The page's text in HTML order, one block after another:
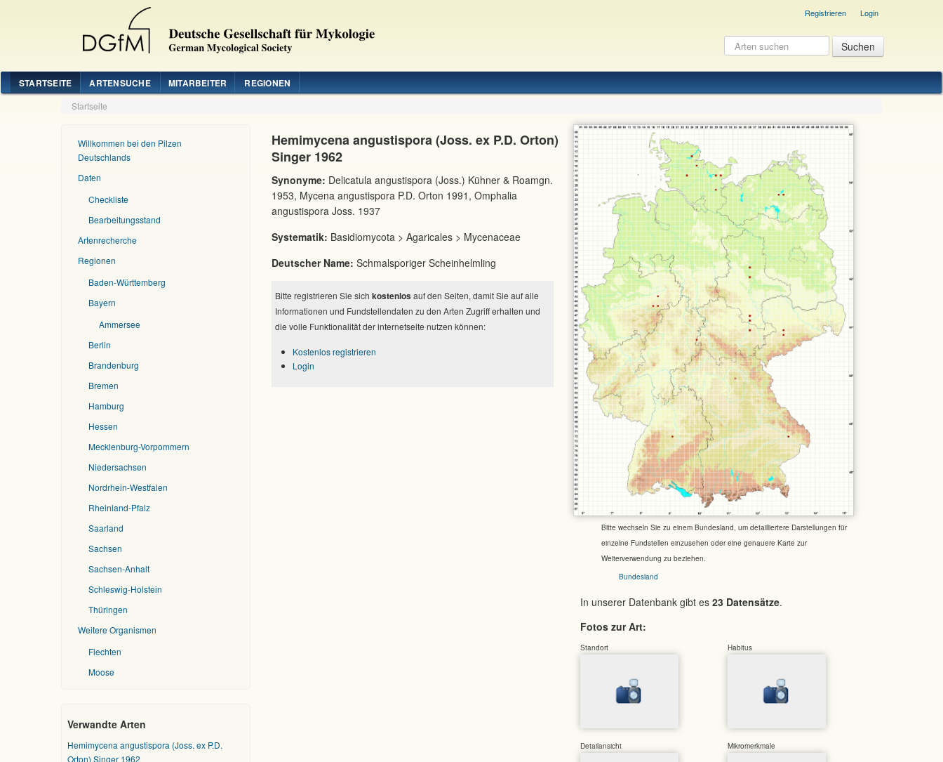
Registrieren Login
STARTSEITE ARTENSUCHE MITARBEITER REGIONEN
Startseite
Willkommen bei den Pilzen
Deutschlands
Daten
Checkliste
Bearbeitungsstand
Artenrecherche
Regionen
Baden-Württemberg
Bayern
Ammersee
Berlin
Brandenburg
Bremen
Hamburg
Hessen
Mecklenburg-Vorpommern
Niedersachsen
Nordrhein-Westfalen
Rheinland-Pfalz
Saarland
Sachsen
Sachsen-Anhalt
Schleswig-Holstein
Thüringen
Weitere Organismen
Flechten
Moose
Verwandte Arten
Hemimycena angustispora (Joss. ex P.D.
Orton) Singer 1962
Bitte wechseln Sie zu einem Bundesland, um detailliertere Darstellungen für
einzelne Fundstellen einzusehen oder eine genauere Karte zur
Weiterverwendung zu beziehen.
Bundesland
In unserer Datenbank gibt es 23 Datensätze.
Fotos zur Art:
Standort Habitus
Detailansicht Mikromerkmale
Hemimycena angustispora (Joss. ex P.D. Orton)
Singer 1962
Synonyme: Delicatula angustispora (Joss.) Kühner & Roamgn.
1953, Mycena angustispora P.D. Orton 1991, Omphalia
angustispora Joss. 1937
Systematik: Basidiomycota > Agaricales > Mycenaceae
Deutscher Name: Schmalsporiger Scheinhelmling
Bitte registrieren Sie sich kostenlos auf den Seiten, damit Sie auf alle
Informationen und Fundstellendaten zu den Arten Zugriff erhalten und
die volle Funktionalität der internetseite nutzen können:
Kostenlos registrieren
Login